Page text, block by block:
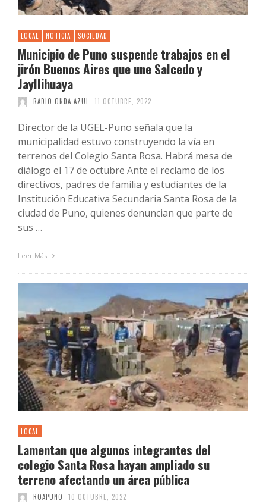
LOCAL NOTICIA SOCIEDAD
Municipio de Puno suspende trabajos en el
jirón Buenos Aires que une Salcedo y
Jayllihuaya
RADIO ONDA AZUL 11 OCTUBRE, 2022
Director de la UGEL-Puno señala que la
municipalidad estuvo construyendo la vía en
terrenos del Colegio Santa Rosa. Habrá mesa de
diálogo el 17 de octubre Ante el reclamo de los
directivos, padres de familia y estudiantes de la
Institución Educativa Secundaria Santa Rosa de la
ciudad de Puno, quienes denuncian que parte de
sus …
Leer Más
LOCAL
Lamentan que algunos integrantes del
colegio Santa Rosa hayan ampliado su
terreno afectando un área pública
ROAPUNO 10 OCTUBRE, 2022